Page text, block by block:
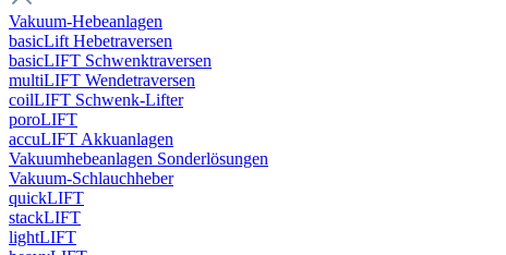
Vakuum-Hebeanlagen
basicLift Hebetraversen
basicLIFT Schwenktraversen
multiLIFT Wendetraversen
coilLIFT Schwenk-Lifter
poroLIFT
accuLIFT Akkuanlagen
Vakuumhebeanlagen Sonderlösungen
Vakuum-Schlauchheber
quickLIFT
stackLIFT
lightLIFT